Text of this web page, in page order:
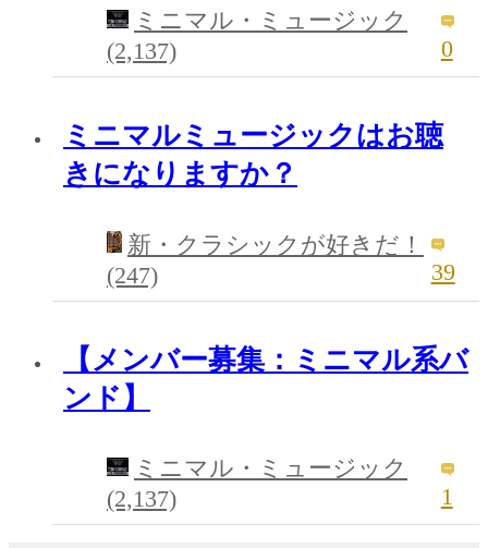
ミニマル・ミュージック
(2,137)
0
ミニマルミュージックはお聴
きになりますか？
新・クラシックが好きだ！
(247)
39
【メンバー募集：ミニマル系バ
ンド】
ミニマル・ミュージック
(2,137)
1